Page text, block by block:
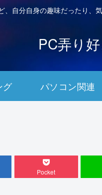
、自分自身の趣味だったり、
PC弄り
グ パソコン関連
Pocket